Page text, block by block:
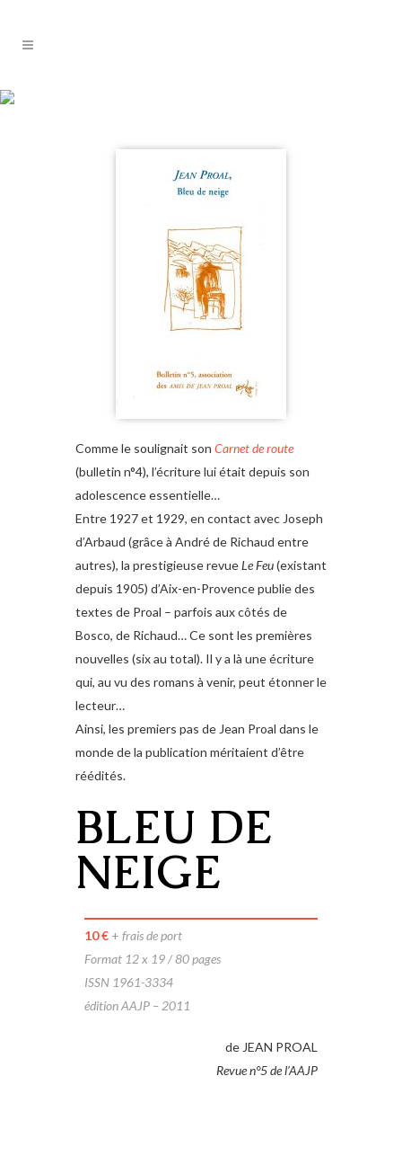
Comme le soulignait son Carnet de route
(bulletin n°4), l’écriture lui était depuis son
adolescence essentielle…
Entre 1927 et 1929, en contact avec Joseph
d’Arbaud (grâce à André de Richaud entre
autres), la prestigieuse revueLe Feu(existant
depuis 1905) d’Aix-en-Provence publie des
textes de Proal – parfois aux côtés de
Bosco, de Richaud… Ce sont les premières
nouvelles (six au total). Il y a là une écriture
qui, au vu des romans à venir, peut étonner le
lecteur…
Ainsi, les premiers pas de Jean Proal dans le
monde de la publication méritaient d’être
réédités.
BLEU DE
NEIGE
10 € + frais de port
Format 12 x 19 / 80 pages
ISSN 1961-3334
édition AAJP – 2011
de JEAN PROAL
Revue n°5 de l’AAJP